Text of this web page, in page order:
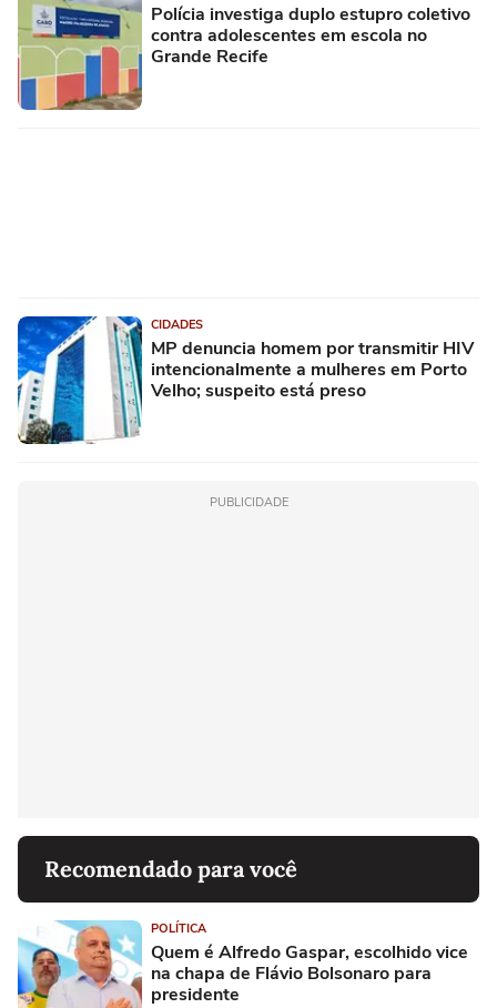
Polícia investiga duplo estupro coletivo
contra adolescentes em escola no
Grande Recife
CIDADES
MP denuncia homem por transmitir HIV
intencionalmente a mulheres em Porto
Velho; suspeito está preso
PUBLICIDADE
Recomendado para você
POLÍTICA
Quem é Alfredo Gaspar, escolhido vice
na chapa de Flávio Bolsonaro para
presidente